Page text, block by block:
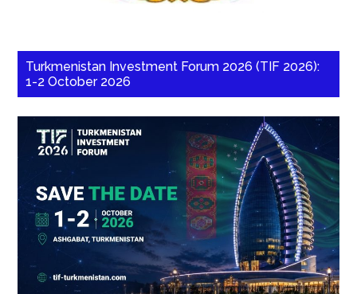
Turkmenistan Investment Forum 2026 (TIF 2026):
1-2 October 2026